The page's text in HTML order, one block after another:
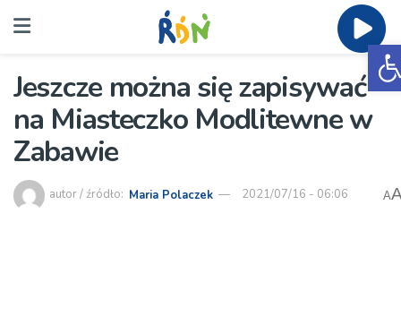
Jeszcze można się zapisywać
na Miasteczko Modlitewne w
Zabawie
autor / źródło: Maria Polaczek 2021/07/16 - 06:06 A